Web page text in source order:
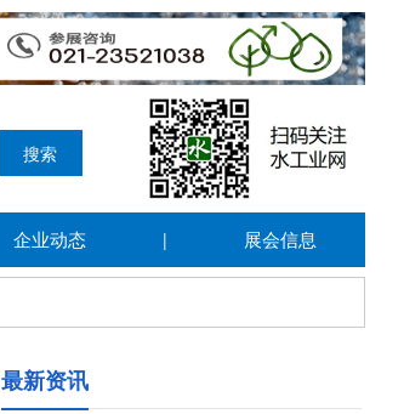
企业动态 | 展会信息
最新资讯